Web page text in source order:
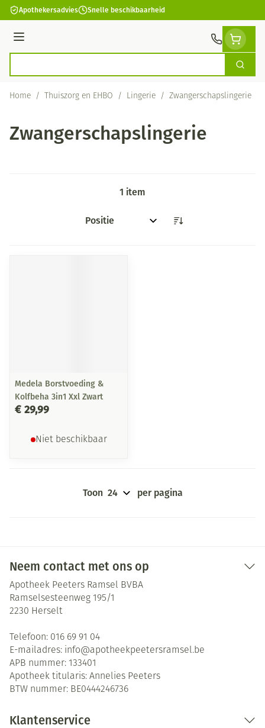
Ga naar de inhoud
Apothekersadvies Snelle beschikbaarheid
Menu
Zoek
Home / Thuiszorg en EHBO / Lingerie / Zwangerschapslingerie
Zwangerschapslingerie
1 item
Sorteer op:
Medela Borstvoeding &
Kolfbeha 3in1 Xxl Zwart
€ 29,99
Niet beschikbaar
Toon per pagina
Neem contact met ons op
Apotheek Peeters Ramsel BVBA
Ramselsesteenweg 195/1
2230 Herselt
Telefoon: 016 69 91 04
E-mailadres: info@apotheekpeetersramsel.be
APB nummer: 133401
Apotheek titularis: Annelies Peeters
BTW nummer: BE0444246736
Klantenservice